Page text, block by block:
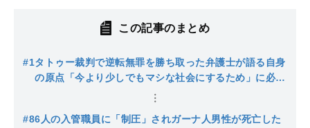
この記事のまとめ
#1タトゥー裁判で逆転無罪を勝ち取った弁護士が語る自身
の原点「今より少しでもマシな社会にするため」に必要
#86人の入管職員に「制圧」されガーナ人男性が死亡した